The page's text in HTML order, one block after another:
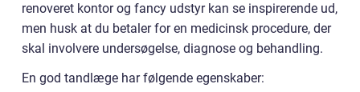
renoveret kontor og fancy udstyr kan se inspirerende ud,
men husk at du betaler for en medicinsk procedure, der
skal involvere undersøgelse, diagnose og behandling.
En god tandlæge har følgende egenskaber: